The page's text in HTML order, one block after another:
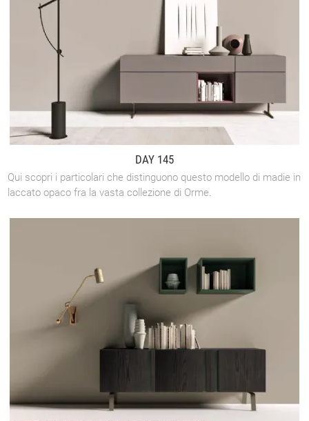
DAY 145
Qui scopri i particolari che distinguono questo modello di madie in
laccato opaco fra la vasta collezione di Orme.